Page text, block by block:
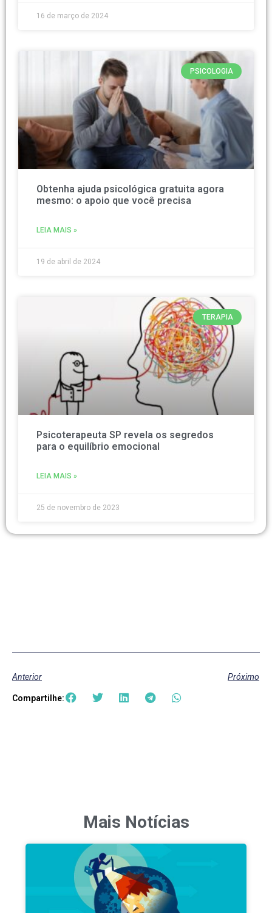
16 de março de 2024
PSICOLOGIA
Obtenha ajuda psicológica gratuita agora
mesmo: o apoio que você precisa
LEIA MAIS »
19 de abril de 2024
TERAPIA
Psicoterapeuta SP revela os segredos
para o equilíbrio emocional
LEIA MAIS »
25 de novembro de 2023
Anterior Próximo
Compartilhe:
Mais Notícias